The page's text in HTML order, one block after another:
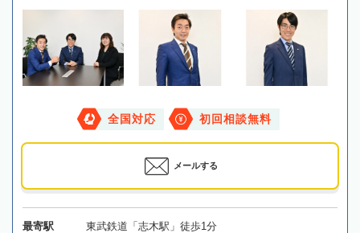
全国対応 初回相談無料
メールする
最寄駅 東武鉄道「志木駅」徒歩1分